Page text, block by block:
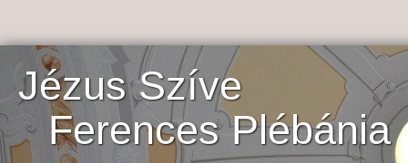
Jézus Szíve
Ferences Plébánia